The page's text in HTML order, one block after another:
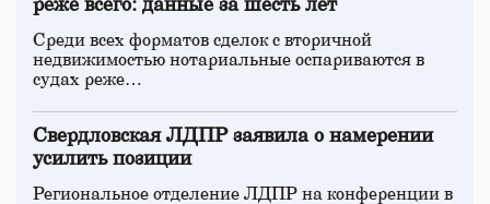
реже всего: данные за шесть лет
Среди всех форматов сделок с вторичной
недвижимостью нотариальные оспариваются в
судах реже…
Свердловская ЛДПР заявила о намерении
усилить позиции
Региональное отделение ЛДПР на конференции в